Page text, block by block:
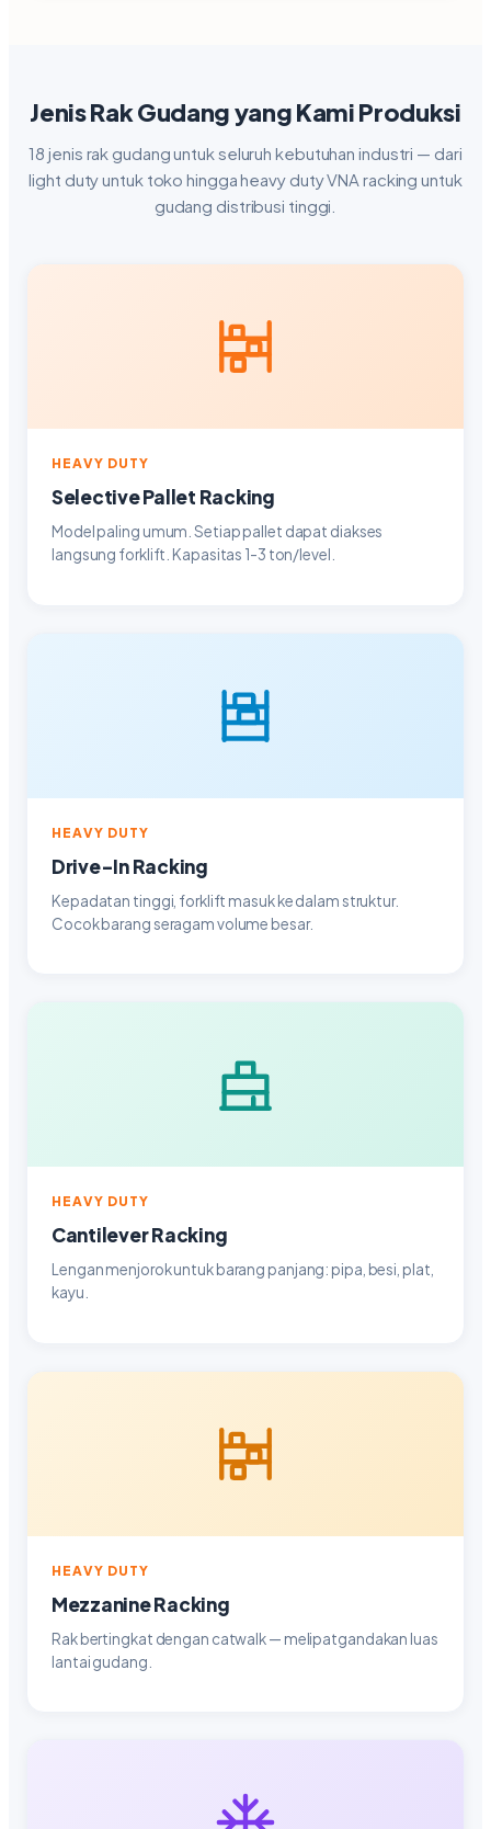
Jenis Rak Gudang yang Kami Produksi
18 jenis rak gudang untuk seluruh kebutuhan industri — dari
light duty untuk toko hingga heavy duty VNA racking untuk
gudang distribusi tinggi.
HEAVY DUTY
Selective Pallet Racking
Model paling umum. Setiap pallet dapat diakses
langsung forklift. Kapasitas 1-3 ton/level.
HEAVY DUTY
Drive-In Racking
Kepadatan tinggi, forklift masuk ke dalam struktur.
Cocok barang seragam volume besar.
HEAVY DUTY
Cantilever Racking
Lengan menjorok untuk barang panjang: pipa, besi, plat,
kayu.
HEAVY DUTY
Mezzanine Racking
Rak bertingkat dengan catwalk — melipatgandakan luas
lantai gudang.